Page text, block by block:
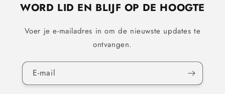
WORD LID EN BLIJF OP DE HOOGTE
Voer je e-mailadres in om de nieuwste updates te
ontvangen.
E‑mail